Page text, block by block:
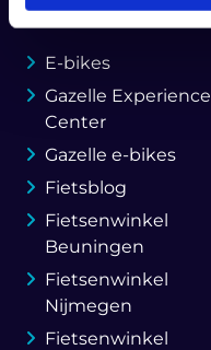
Handige pagina's
E-bikes
Gazelle Experience
Center
Gazelle e-bikes
Fietsblog
Fietsenwinkel
Beuningen
Fietsenwinkel
Nijmegen
Fietsenwinkel